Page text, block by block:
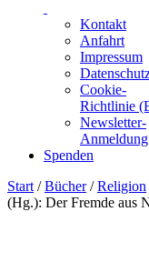
Kontakt
Anfahrt
Impressum
Cookie-
Richtlinie
Newsletter-
Anmeldung
Spenden
Skip
to
Start /Bücher/Religion
(Hg.): Der Fremde aus